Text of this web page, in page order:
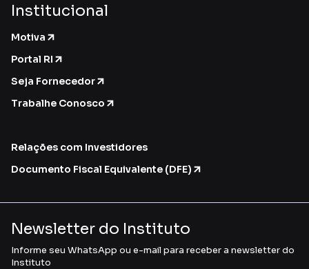
Institucional
Motiva
Portal RI
Seja Fornecedor
Trabalhe Conosco
Relações com Investidores
Documento Fiscal Equivalente (DFE)
Newsletter do Instituto
Informe seu WhatsApp ou e-mail para receber a newsletter do
Instituto